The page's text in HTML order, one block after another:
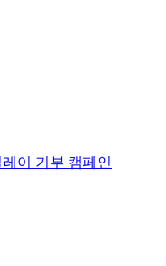
이 기부 캠페인